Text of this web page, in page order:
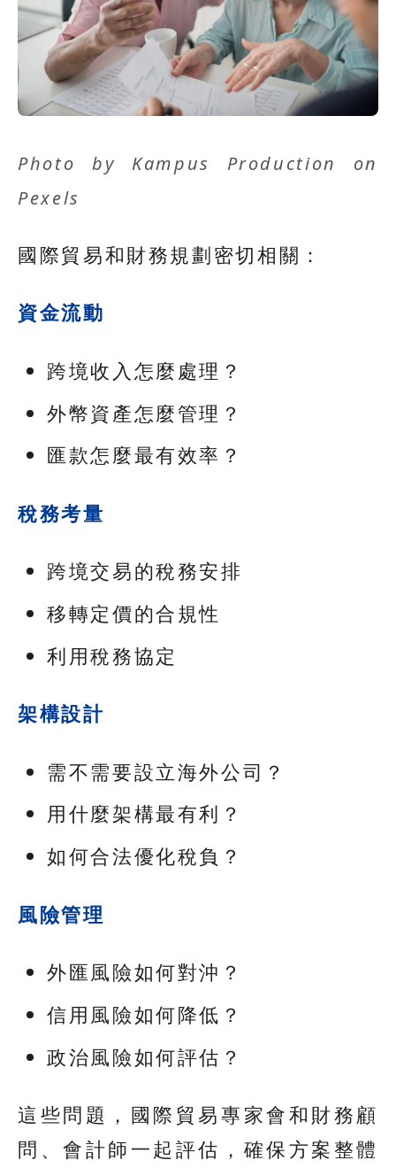
Photo by Kampus Production
on
Pexels
國際貿易和財務規劃密切相關：
資金流動
跨境收入怎麼處理？
外幣資產怎麼管理？
匯款怎麼最有效率？
稅務考量
跨境交易的稅務安排
移轉定價的合規性
利用稅務協定
架構設計
需不需要設立海外公司？
用什麼架構最有利？
如何合法優化稅負？
風險管理
外匯風險如何對沖？
信用風險如何降低？
政治風險如何評估？
這些問題，國際貿易專家會和財務顧
問、會計師一起評估，確保方案整體